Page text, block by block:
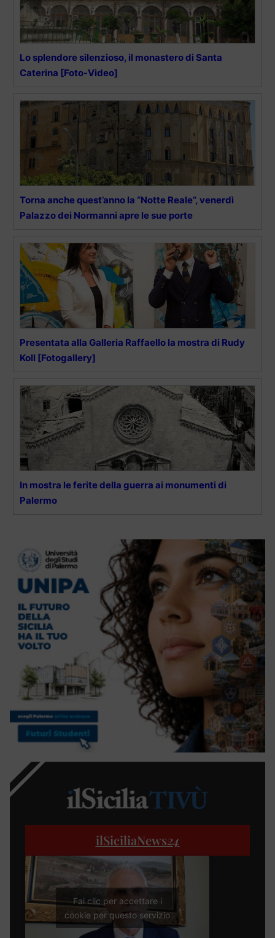
Lo splendore silenzioso, il monastero di Santa
Caterina [Foto-Video]
Torna anche quest’anno la “Notte Reale”, venerdì
Palazzo dei Normanni apre le sue porte
Presentata alla Galleria Raffaello la mostra di Rudy
Koll [Fotogallery]
In mostra le ferite della guerra ai monumenti di
Palermo
ilSiciliaNews24
Fai clic per accettare i
cookie per questo servizio